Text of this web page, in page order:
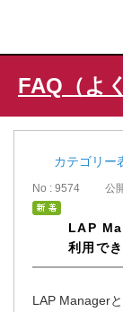
FAQ（よ
カテゴリー
No : 9574 公
LAP
利用で
LAP Manager